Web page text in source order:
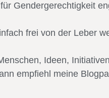
Gendergerechtigkeit
frei von der Leber
Ideen,
empfiehl meine